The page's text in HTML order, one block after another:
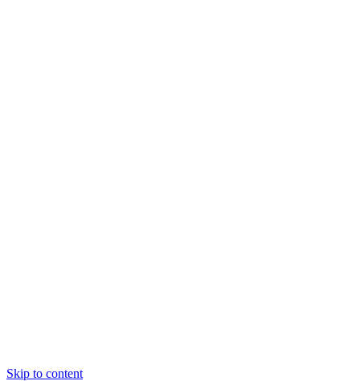
Skip to content